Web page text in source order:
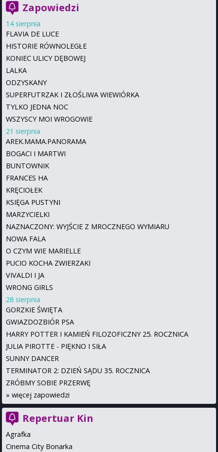
Zapowiedzi
14 sierpnia
FLAVIA DE LUCE
HISTORIE RÓWNOLEGŁE
KONIEC ULICY DĘBOWEJ
LALKA
ODZYSKANY
SUPERFUTRZAK I ZŁOŚLIWA WIEWIÓRKA
TYLKO JEDNA NOC
WSZYSCY MOI WROGOWIE
21 sierpnia
AREK.MAMA.PANORAMA
BOGACI I MARTWI
BUNTOWNIK
FRANCES HA
KRĘCIOŁEK
KSIĘGA PUSTYNI
MARZYCIELKI
NAZNACZONY: WYJŚCIE Z MROCZNEGO WYMIARU
NOWA FALA
O CZYM WIE MARIELLE
PUCIO KOCHA ZWIERZAKI
VIVALDI I JA
WRONG GIRLS
28 sierpnia
GORZKIE ŚWIĘTA
GWIAZDOZBIÓR PSA
HARRY POTTER I KAMIEŃ FILOZOFICZNY 25. ROCZNICA
JULIA PIROTTE - PIĘKNO I SIŁA
SUNNY DANCER
TERMINATOR 2: DZIEŃ SĄDU 35. ROCZNICA
ZRÓBMY SOBIE PRZERWĘ
» więcej zapowiedzi
Repertuar Kin
Agrafka
Cinema City Bonarka